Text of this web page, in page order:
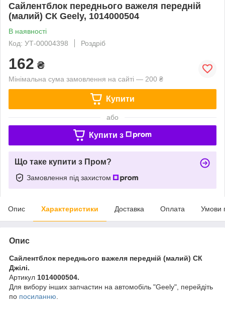
Сайлентблок переднього важеля передній
(малий) СК Geely, 1014000504
В наявності
Код: УТ-00004398
Роздріб
162 ₴
Мінімальна сума замовлення на сайті — 200 ₴
Купити
або
Купити з
Що таке купити з Пром?
Замовлення під захистом
Опис Характеристики Доставка Оплата Умови
Опис
Сайлентблок переднього важеля передній (малий) СК
Джілі.
Артикул 1014000504.
Для вибору інших запчастин на автомобіль "Geely", перейдіть
по посиланню